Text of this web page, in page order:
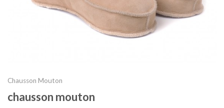
Chausson Mouton
chausson mouton